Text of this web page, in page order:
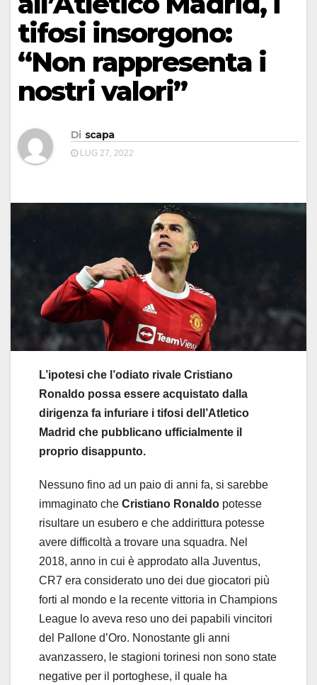
tifosi insorgono:
“Non rappresenta i
nostri valori”
Di scapa
LUG 27, 2022
L’ipotesi che l’odiato rivale Cristiano
Ronaldo possa essere acquistato dalla
dirigenza fa infuriare i tifosi dell’Atletico
Madrid che pubblicano ufficialmente il
proprio disappunto.
Nessuno fino ad un paio di anni fa, si sarebbe
immaginato che Cristiano Ronaldo potesse
risultare un esubero e che addirittura potesse
avere difficoltà a trovare una squadra. Nel
2018, anno in cui è approdato alla Juventus,
CR7 era considerato uno dei due giocatori più
forti al mondo e la recente vittoria in Champions
League lo aveva reso uno dei papabili vincitori
del Pallone d’Oro. Nonostante gli anni
avanzassero, le stagioni torinesi non sono state
negative per il portoghese, il quale ha